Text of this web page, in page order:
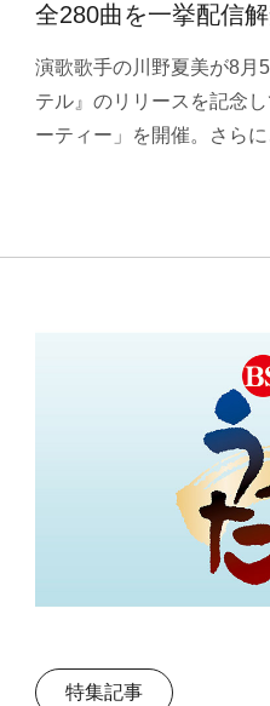
全280曲を一挙配信
演歌歌手の川野夏美が8月
テル』のリリースを記念
ーティー」を開催。さら
特集記事